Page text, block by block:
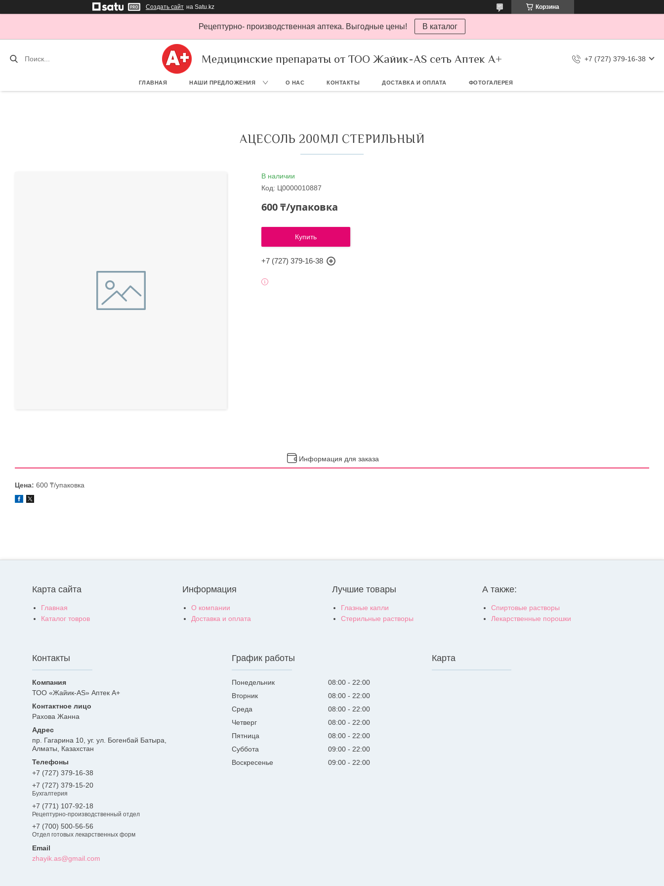
Создать сайт на Satu.kz Корзина
Рецептурно- производственная аптека. Выгодные цены! В каталог
Медицинские препараты от ТОО Жайик-AS сеть Аптек А+ +7 (727) 379-16-38
ГЛАВНАЯ НАШИ ПРЕДЛОЖЕНИЯ О НАС КОНТАКТЫ ДОСТАВКА И ОПЛАТА ФОТОГАЛЕРЕЯ
АЦЕСОЛЬ 200МЛ СТЕРИЛЬНЫЙ
В наличии
Код: Ц0000010887
600 ₸/упаковка
Купить
+7 (727) 379-16-38
Информация для заказа
Цена: 600 ₸/упаковка
Карта сайта
Главная
Каталог товров
Информация
О компании
Доставка и оплата
Лучшие товары
Глазные капли
Стерильные растворы
А также:
Спиртовые растворы
Лекарственные порошки
Контакты
ТОО «Жайик-AS» Аптек А+
Рахова Жанна
пр. Гагарина 10, уг. ул. Богенбай Батыра,
Алматы, Казахстан
+7 (727) 379-16-38
+7 (727) 379-15-20
Бухгалтерия
+7 (771) 107-92-18
Рецептурно-производственный отдел
+7 (700) 500-56-56
Отдел готовых лекарственных форм
zhayik.as@gmail.com
График работы
Понедельник 08:00
22:00
Вторник
08:00
22:00
Среда
08:00
22:00
Четверг
08:00
22:00
Пятница
08:00
22:00
Суббота
09:00
22:00
Воскресенье
09:00 22:00
Карта